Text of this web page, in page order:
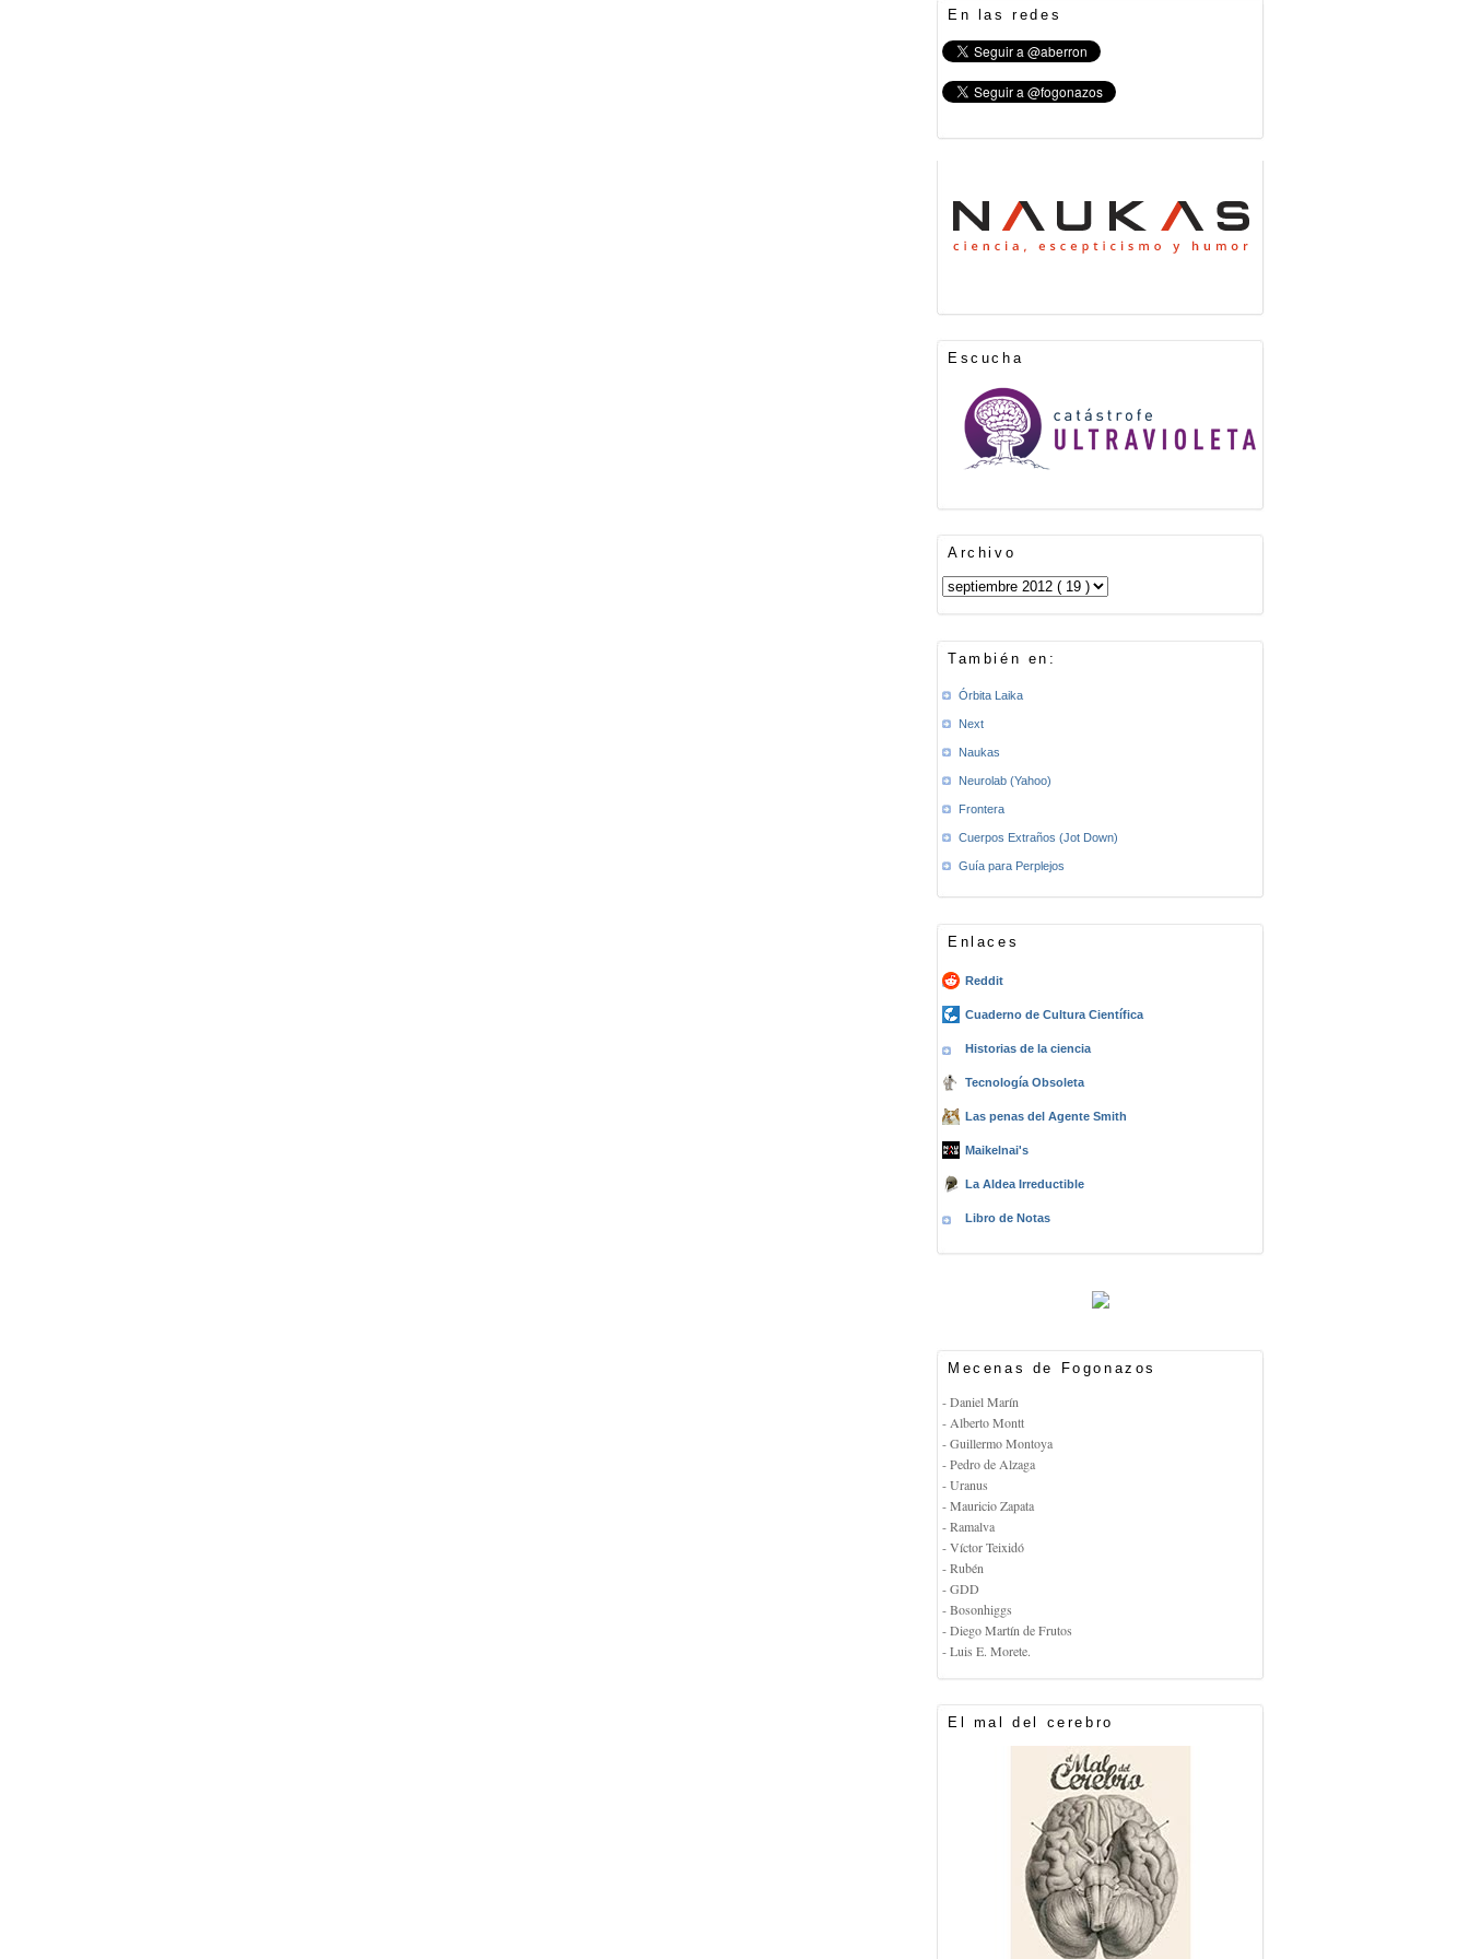
En las redes
Escucha
Archivo
También en:
Órbita Laika
Next
Naukas
Neurolab (Yahoo)
Frontera
Cuerpos Extraños (Jot Down)
Guía para Perplejos
Enlaces
Reddit
Cuaderno de Cultura Científica
Historias de la ciencia
Tecnología Obsoleta
Las penas del Agente Smith
Maikelnai's
La Aldea Irreductible
Libro de Notas
Mecenas de Fogonazos
- Daniel Marín
- Alberto Montt
- Guillermo Montoya
- Pedro de Alzaga
- Uranus
- Mauricio Zapata
- Ramalva
- Víctor Teixidó
- Rubén
- GDD
- Bosonhiggs
- Diego Martín de Frutos
- Luis E. Morete.
El mal del cerebro